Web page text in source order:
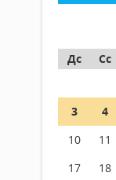
Дс
Сс
3
4
10
11
17
18